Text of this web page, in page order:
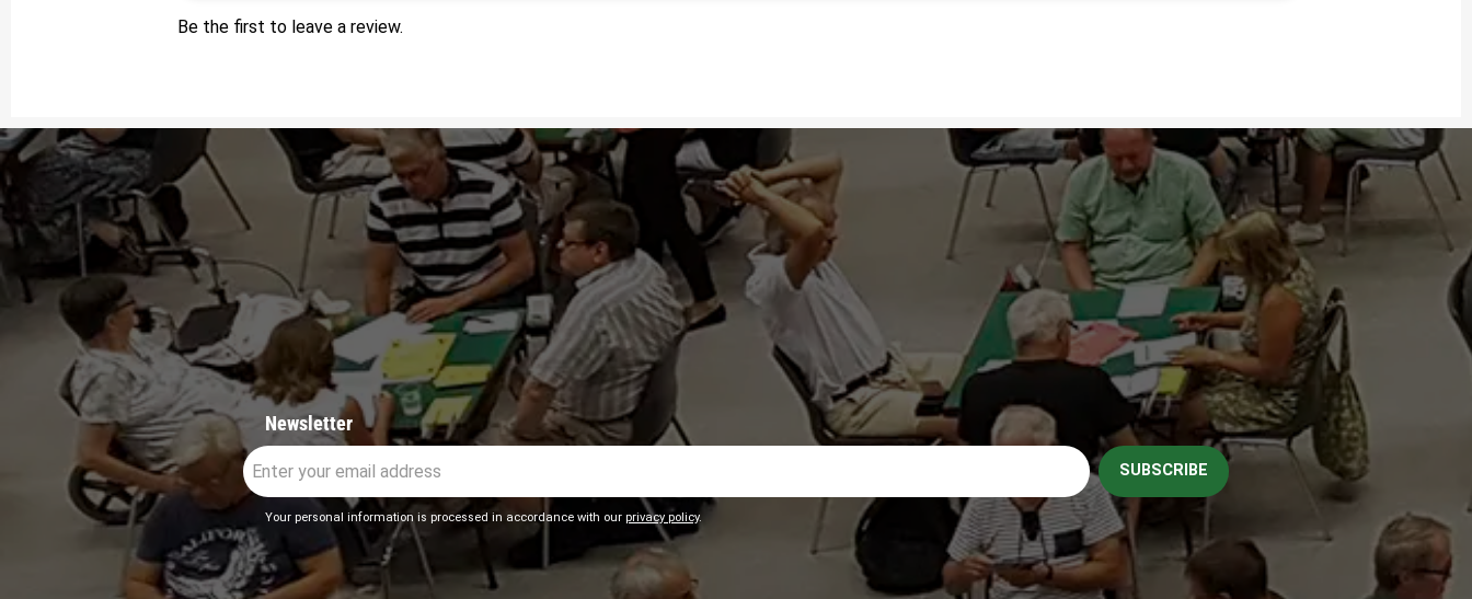
Be the first to leave a review.
Newsletter
SUBSCRIBE
Your personal information is processed in accordance with our privacy policy.